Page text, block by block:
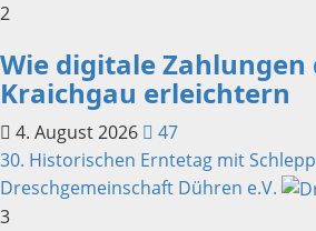
2
Wie digitale
Kraichgau erleichtern
4. August 2026
47
30. Historischen Erntetag mit
Dreschgemeinschaft Dühren e.V.
3